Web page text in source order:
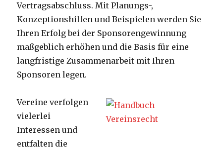
Vertragsabschluss. Mit Planungs-,
Konzeptionshilfen und Beispielen werden Sie
Ihren Erfolg bei der Sponsorengewinnung
maßgeblich erhöhen und die Basis für eine
langfristige Zusammenarbeit mit Ihren
Sponsoren legen.
Vereine verfolgen
vielerlei
Interessen und
entfalten die